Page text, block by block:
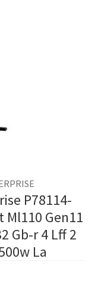
P78114-
Gen11
Gb-r 4 Lff 2
La